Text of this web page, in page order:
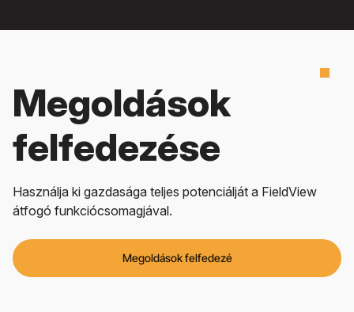
Megoldások
felfedezése
Használja ki gazdasága teljes potenciálját a FieldView
átfogó funkciócsomagjával.
Megoldások felfedezé